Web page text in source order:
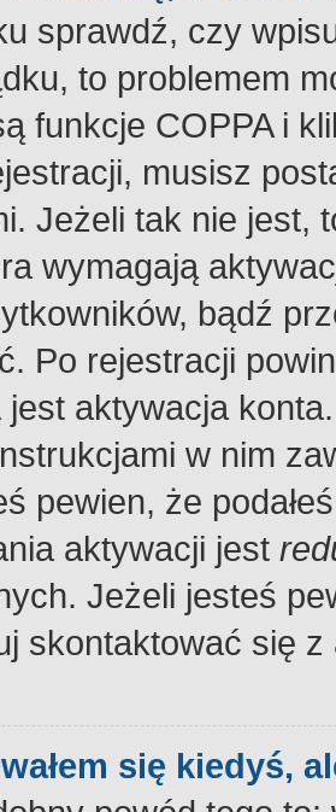
sprawdź, czy
to problemem
funkcje COPPA i
musisz
Jeżeli tak nie jest,
wymagają
bądź
Po rejestracji
aktywacja
w nim
pewien, że
aktywacji jest
Jeżeli jesteś
skontaktować się
się kiedyś,